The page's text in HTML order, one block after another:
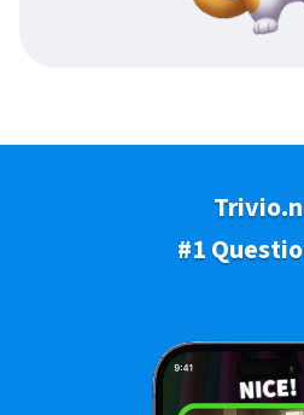
#1